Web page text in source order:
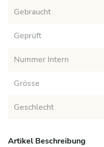
Gebraucht
Geprüft
Nummer Intern
Grösse
Geschlecht
Artikel Beschreibung